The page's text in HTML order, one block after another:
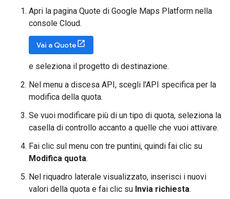
Apri la pagina Quote di Google Maps Platform nella
console Cloud.
Vai a Quote
e seleziona il progetto di destinazione.
Nel menu a discesa API, scegli l'API specifica per la
modifica della quota.
Se vuoi modificare più di un tipo di quota, seleziona la
casella di controllo accanto a quelle che vuoi attivare.
Fai clic sul menu con tre puntini, quindi fai clic su
Modifica quota.
Nel riquadro laterale visualizzato, inserisci i nuovi
valori della quota e fai clic su Invia richiesta.